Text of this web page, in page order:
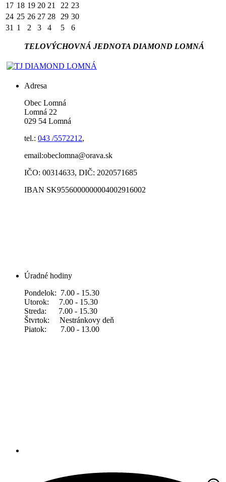
17 18 19 20 21 22 23
24 25 26 27 28 29 30
31 1 2 3 4 5 6
TELOVÝCHOVNÁ JEDNOTA DIAMOND LOMNÁ
Adresa
Obec Lomná
Lomná 22
029 54 Lomná
tel.: 043 /5572212,
email:obeclomna@orava.sk
IČO: 00314633, DIČ: 2020571685
IBAN SK9556000000004002916002
Úradné hodiny
Pondelok: 7.00 - 15.30
Utorok: 7.00 - 15.30
Streda: 7.00 - 15.30
Štvrtok: Nestránkovy deň
Piatok: 7.00 - 13.00